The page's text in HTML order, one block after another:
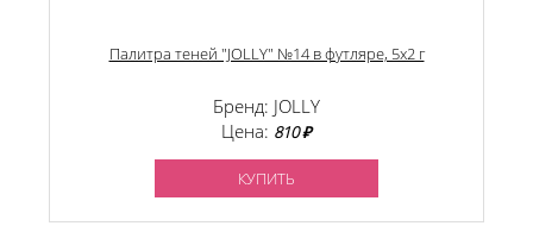
Палитра теней "JOLLY" №14 в футляре, 5х2 г
Бренд: JOLLY
Цена: 810 ₽
КУПИТЬ